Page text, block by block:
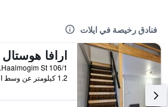
فنادق رخيصة في ايلات
ارافا هوستال
1.2 كيلومتر عن وسط المدينة